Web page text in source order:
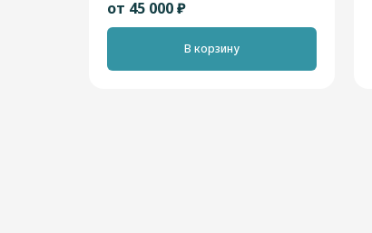
от 45 000 ₽
В корзину